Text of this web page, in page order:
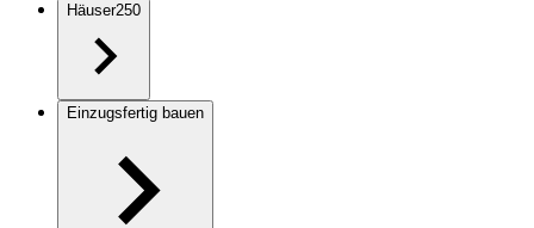
Häuser250
Einzugsfertig bauen